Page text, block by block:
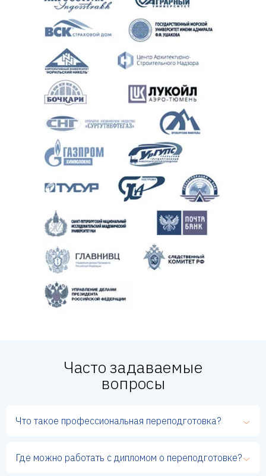
Часто задаваемые
вопросы
Что такое профессиональная переподготовка?
Где можно работать с дипломом о переподготовке?